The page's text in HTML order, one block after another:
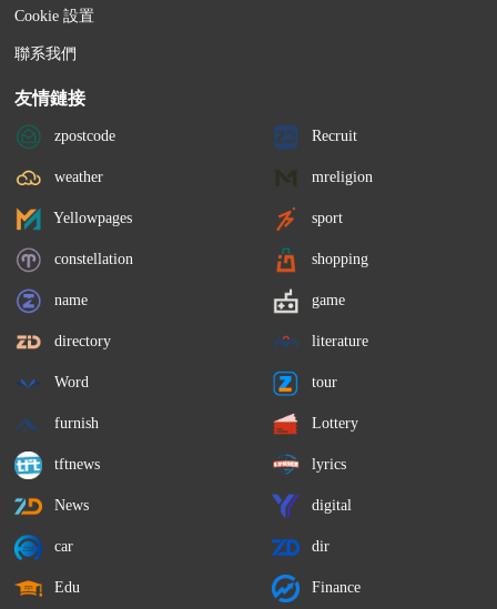
Cookie 設置
聯系我們
友情鏈接
zpostcode Recruit
weather mreligion
Yellowpages sport
constellation shopping
name game
directory literature
Word tour
furnish Lottery
tftnews lyrics
News digital
car dir
Edu Finance